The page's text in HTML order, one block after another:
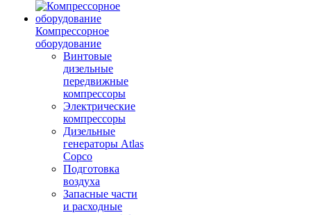
Компрессорное
оборудование
Винтовые
дизельные
передвижные
компрессоры
Электрические
компрессоры
Дизельные
генераторы Atlas
Copco
Подготовка
воздуха
Запасные части
и расходные